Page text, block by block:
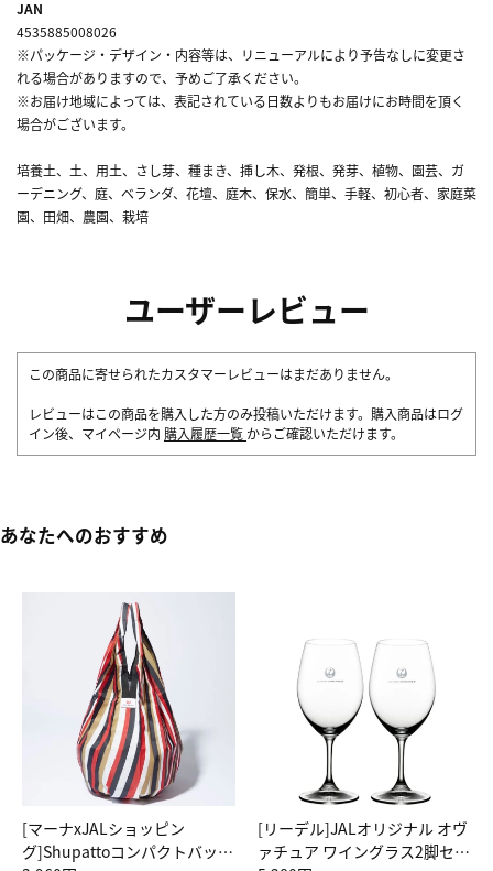
JAN
4535885008026
※パッケージ・デザイン・内容等は、リニューアルにより予告なしに変更さ
れる場合がありますので、予めご了承ください。
※お届け地域によっては、表記されている日数よりもお届けにお時間を頂く
場合がございます。
培養土、土、用土、さし芽、種まき、挿し木、発根、発芽、植物、園芸、ガ
ーデニング、庭、ベランダ、花壇、庭木、保水、簡単、手軽、初心者、家庭菜
園、田畑、農園、栽培
ユーザーレビュー
この商品に寄せられたカスタマーレビューはまだありません。
レビューはこの商品を購入した方のみ投稿いただけます。購入商品はログ
イン後、マイページ内 購入履歴一覧 からご確認いただけます。
あなたへのおすすめ
[マーナxJALショッピン
グ]Shupattoコンパクトバッグ
[リーデル]JALオリジナル オヴ
ァチュア ワイングラス2脚セッ